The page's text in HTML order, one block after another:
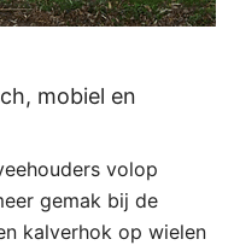
mobiel en
volop
gemak bij de
kalverhok op wielen